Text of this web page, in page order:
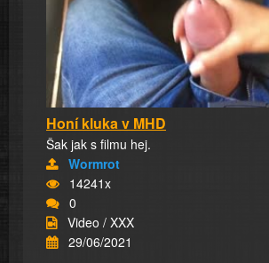
Honí kluka v MHD
Šak jak s filmu hej.
Wormrot
14241x
0
Video / XXX
29/06/2021